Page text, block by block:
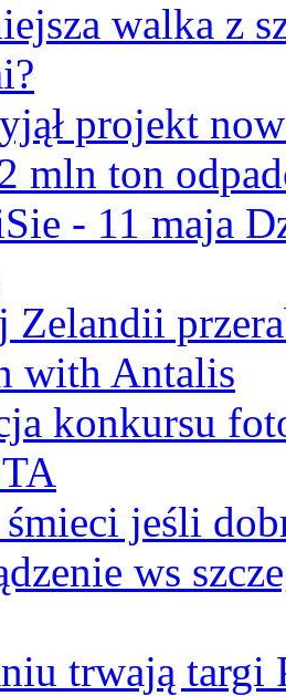
walka z
projekt
mln ton
- 11 maja
with Antalis
konkursu
jeśli
ws
trwają